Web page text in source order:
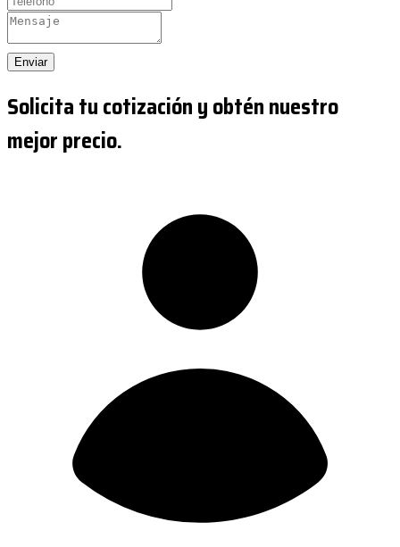
Enviar
Solicita tu cotización y obtén nuestro
mejor precio.